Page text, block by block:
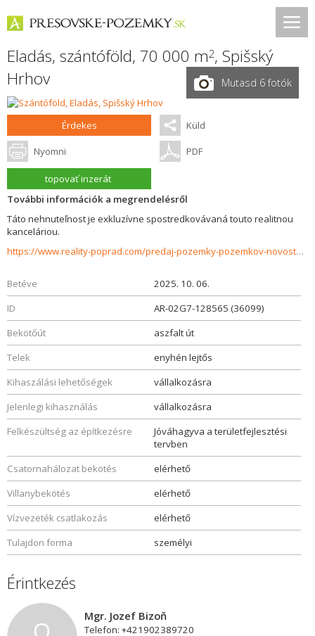
Eladás, szántóföld, 70 000 m2, Spišský
Hrhov
Mutasd 6 fotók
Érdekes Küld
Nyomni PDF
topovať inzerát
További információk a megrendelésről
Táto nehnuteľnost je exkluzívne spostredkovávaná touto realitnou
kanceláriou.
https://www.reality-poprad.com/predaj-pozemky-pozemkov-novostavby/Pozemok-na-predaj-nedaleko-dialnice-D1-Spissky-Hrhov-36099/?utm_source=areality&utm_medium=xml&utm_term=36099&utm_content=chalupa&utm_campaign=portaly
Betéve
2025. 10. 06.
ID
AR-02G7-128565 (36099)
Bekötőút
aszfalt út
Telek
enyhén lejtős
Kihaszálási lehetőségek
vállalkozásra
Jelenlegi kihasználás
vállalkozásra
Felkészültség az építkezésre
Jóváhagyva a területfejlesztési
tervben
Csatornahálozat bekötés
elérhető
Villanybekötés
elérhető
Vízvezeték csatlakozás
elérhető
Tulajdon forma
személyi
Érintkezés
Mgr. Jozef Bizoň
Telefon: +421902389720